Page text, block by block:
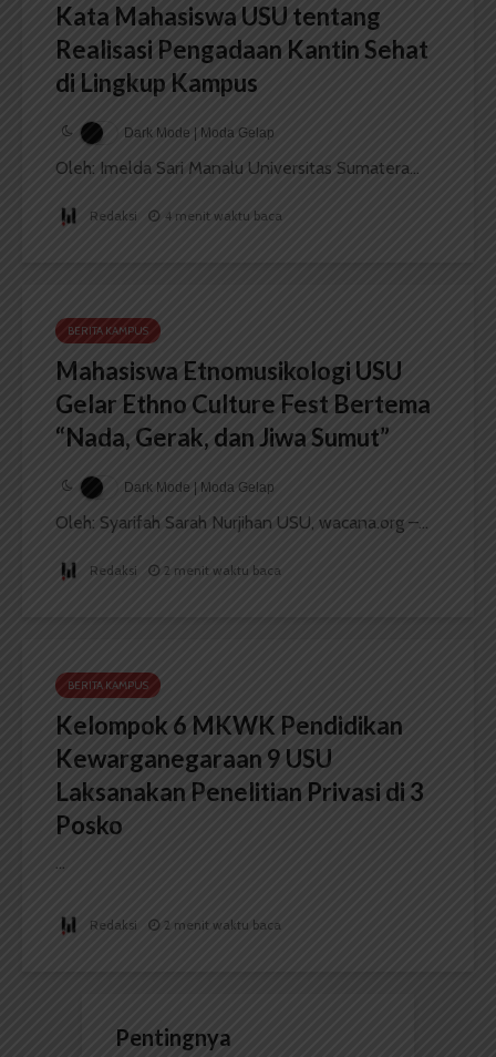
Kata Mahasiswa USU tentang
Realisasi Pengadaan Kantin Sehat
di Lingkup Kampus
Dark Mode | Moda Gelap
Oleh: Imelda Sari Manalu Universitas Sumatera...
Redaksi 4 menit waktu baca
BERITA KAMPUS
Mahasiswa Etnomusikologi USU
Gelar Ethno Culture Fest Bertema
“Nada, Gerak, dan Jiwa Sumut”
Dark Mode | Moda Gelap
Oleh: Syarifah Sarah Nurjihan USU, wacana.org –...
Redaksi 2 menit waktu baca
BERITA KAMPUS
Kelompok 6 MKWK Pendidikan
Kewarganegaraan 9 USU
Laksanakan Penelitian Privasi di 3
Posko
...
Redaksi 2 menit waktu baca
Pentingnya